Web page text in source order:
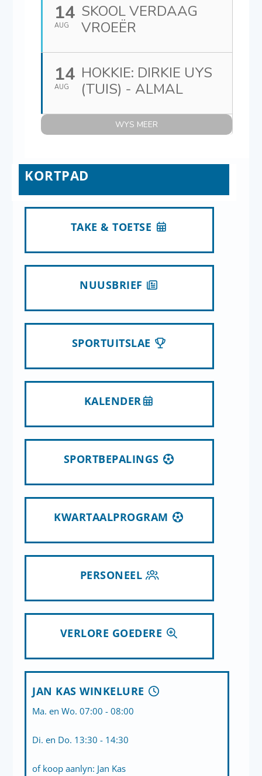
14
AUG
SKOOL VERDAAG
VROEËR
14
AUG
HOKKIE: DIRKIE UYS
(TUIS) - ALMAL
WYS MEER
KORTPAD
TAKE & TOETSE
NUUSBRIEF
SPORTUITSLAE
KALENDER
SPORTBEPALINGS
KWARTAALPROGRAM
PERSONEEL
VERLORE GOEDERE
JAN KAS WINKELURE
Ma. en Wo. 07:00 - 08:00
Di. en Do. 13:30 - 14:30
of koop aanlyn: Jan Kas